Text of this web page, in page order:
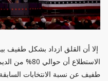
إلا أن القلق ازداد بشكل طفيف
الاستطلاع أن
طفيف عن نسبة الانتخابات